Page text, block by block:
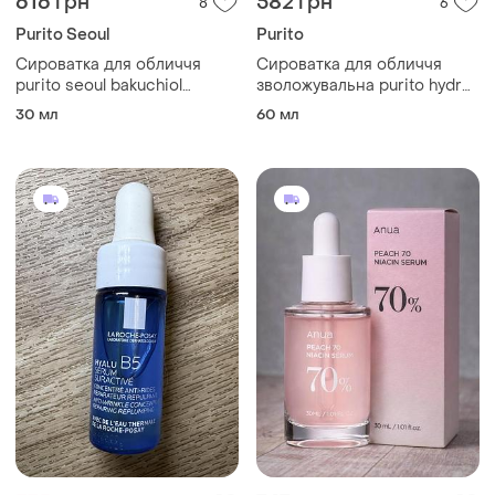
Purito Seoul
Сироватка для обличчя
purito seoul bakuchiol
timeless bloom, 30 мл
30 мл
Purito
Сироватка для обличчя
зволожувальна purito hydro
wave deep sea, 60 мл
60 мл